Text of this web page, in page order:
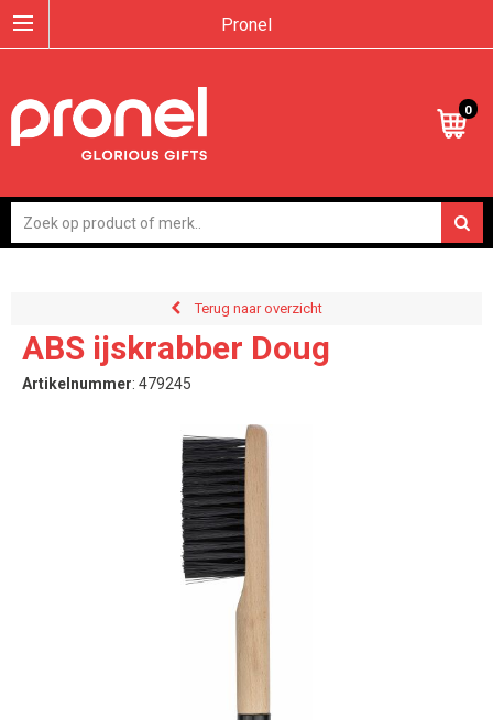
Pronel
0
Terug naar overzicht
ABS ijskrabber Doug
Artikelnummer: 479245